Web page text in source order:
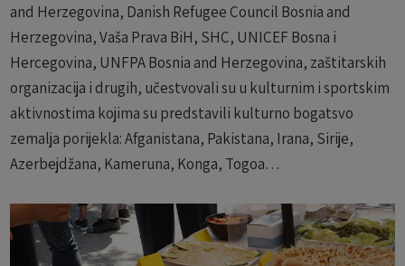
and Herzegovina, Danish Refugee Council Bosnia and
Herzegovina, Vaša Prava BiH, SHC, UNICEF Bosna i
Hercegovina, UNFPA Bosnia and Herzegovina, zaštitarskih
organizacija i drugih, učestvovali su u kulturnim i sportskim
aktivnostima kojima su predstavili kulturno bogatsvo
zemalja porijekla: Afganistana, Pakistana, Irana, Sirije,
Azerbejdžana, Kameruna, Konga, Togoa…